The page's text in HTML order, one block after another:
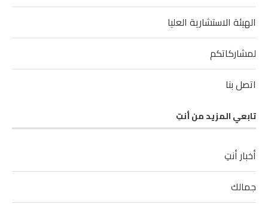
الهيئة الاستشارية العليا
لمشاركاتكم
اتصل بنا
تابعي المزيد من أنتِ
أخبار أنتِ
جمالك